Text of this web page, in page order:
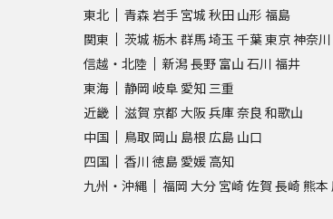
東北
青森 岩手 宮城 秋田 山形 福島
関東
茨城 栃木 群馬埼玉 千葉東京神奈川
信越・北陸
新潟長野 富山 石川 福井
東海
静岡 岐阜 愛知 三重
近畿
滋賀 京都 大阪兵庫奈良 和歌山
中国
鳥取 岡山 島根 広島 山口
四国
香川 徳島 愛媛 高知
九州・沖縄
福岡 大分 宮崎 佐賀 長崎 熊本